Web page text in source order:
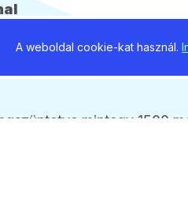
kor induló S70-es
mintegy 1500
A weboldal cookie-kat használ.